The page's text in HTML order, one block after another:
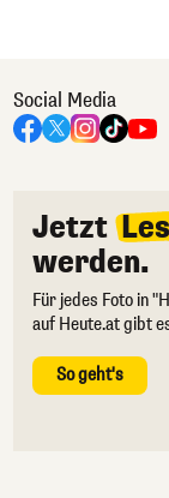
Social Media
Jetzt
werden.
Für jedes Foto in
auf Heute.at gibt
So geht's